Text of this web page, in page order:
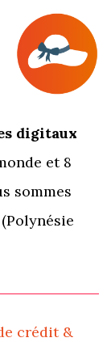
digitaux
et 8
sommes
crédit &